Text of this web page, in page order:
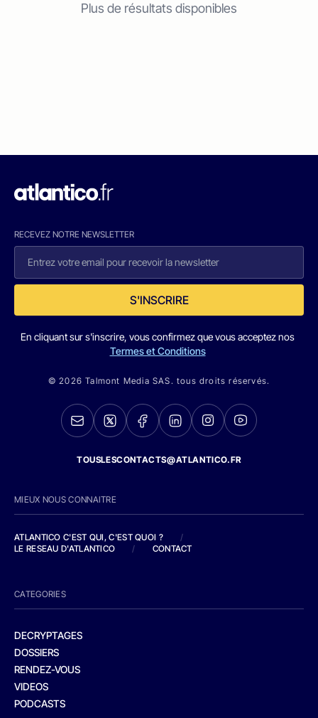
Plus de résultats disponibles
RECEVEZ NOTRE NEWSLETTER
S'INSCRIRE
En cliquant sur s'inscrire, vous confirmez que vous acceptez nos
Termes et Conditions
© 2026 Talmont Media SAS. tous droits réservés.
TOUSLESCONTACTS@ATLANTICO.FR
MIEUX NOUS CONNAITRE
ATLANTICO C'EST QUI, C'EST QUOI ?
/
LE RESEAU D'ATLANTICO
/ CONTACT
CATEGORIES
DECRYPTAGES
DOSSIERS
RENDEZ-VOUS
VIDEOS
PODCASTS